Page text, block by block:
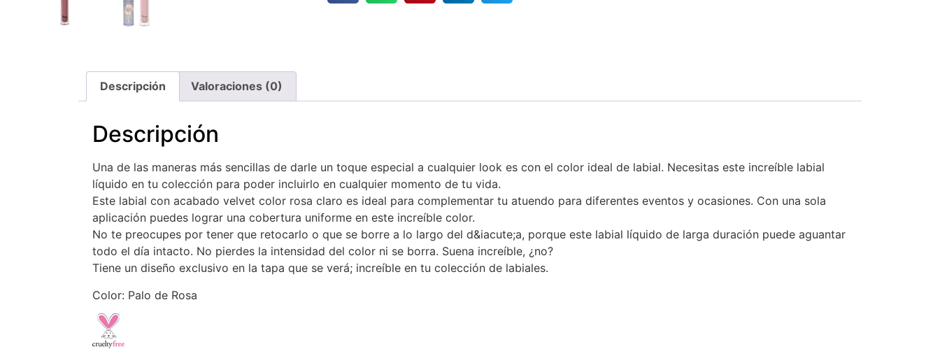
Descripción Valoraciones (0)
Descripción
Una de las maneras más sencillas de darle un toque especial a cualquier look es con el color ideal de labial. Necesitas este increíble labial
líquido en tu colección para poder incluirlo en cualquier momento de tu vida.
Este labial con acabado velvet color rosa claro es ideal para complementar tu atuendo para diferentes eventos y ocasiones. Con una sola
aplicación puedes lograr una cobertura uniforme en este increíble color.
No te preocupes por tener que retocarlo o que se borre a lo largo del d&iacute;a, porque este labial líquido de larga duración puede aguantar
todo el día intacto. No pierdes la intensidad del color ni se borra. Suena increíble, ¿no?
Tiene un diseño exclusivo en la tapa que se verá; increíble en tu colección de labiales.
Color: Palo de Rosa